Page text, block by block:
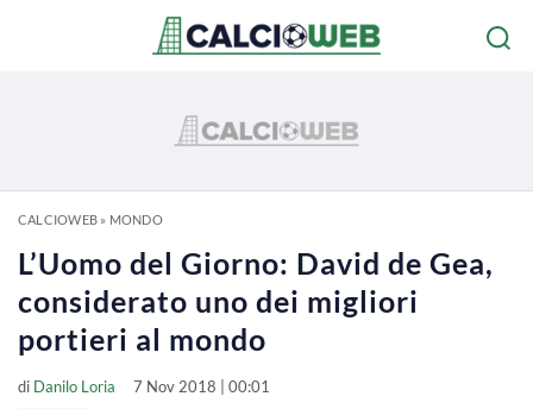
CALCIOWEB» MONDO
L’Uomo del Giorno: David de Gea,
considerato uno dei migliori
portieri al mondo
di Danilo Loria 7 Nov 2018 | 00:01